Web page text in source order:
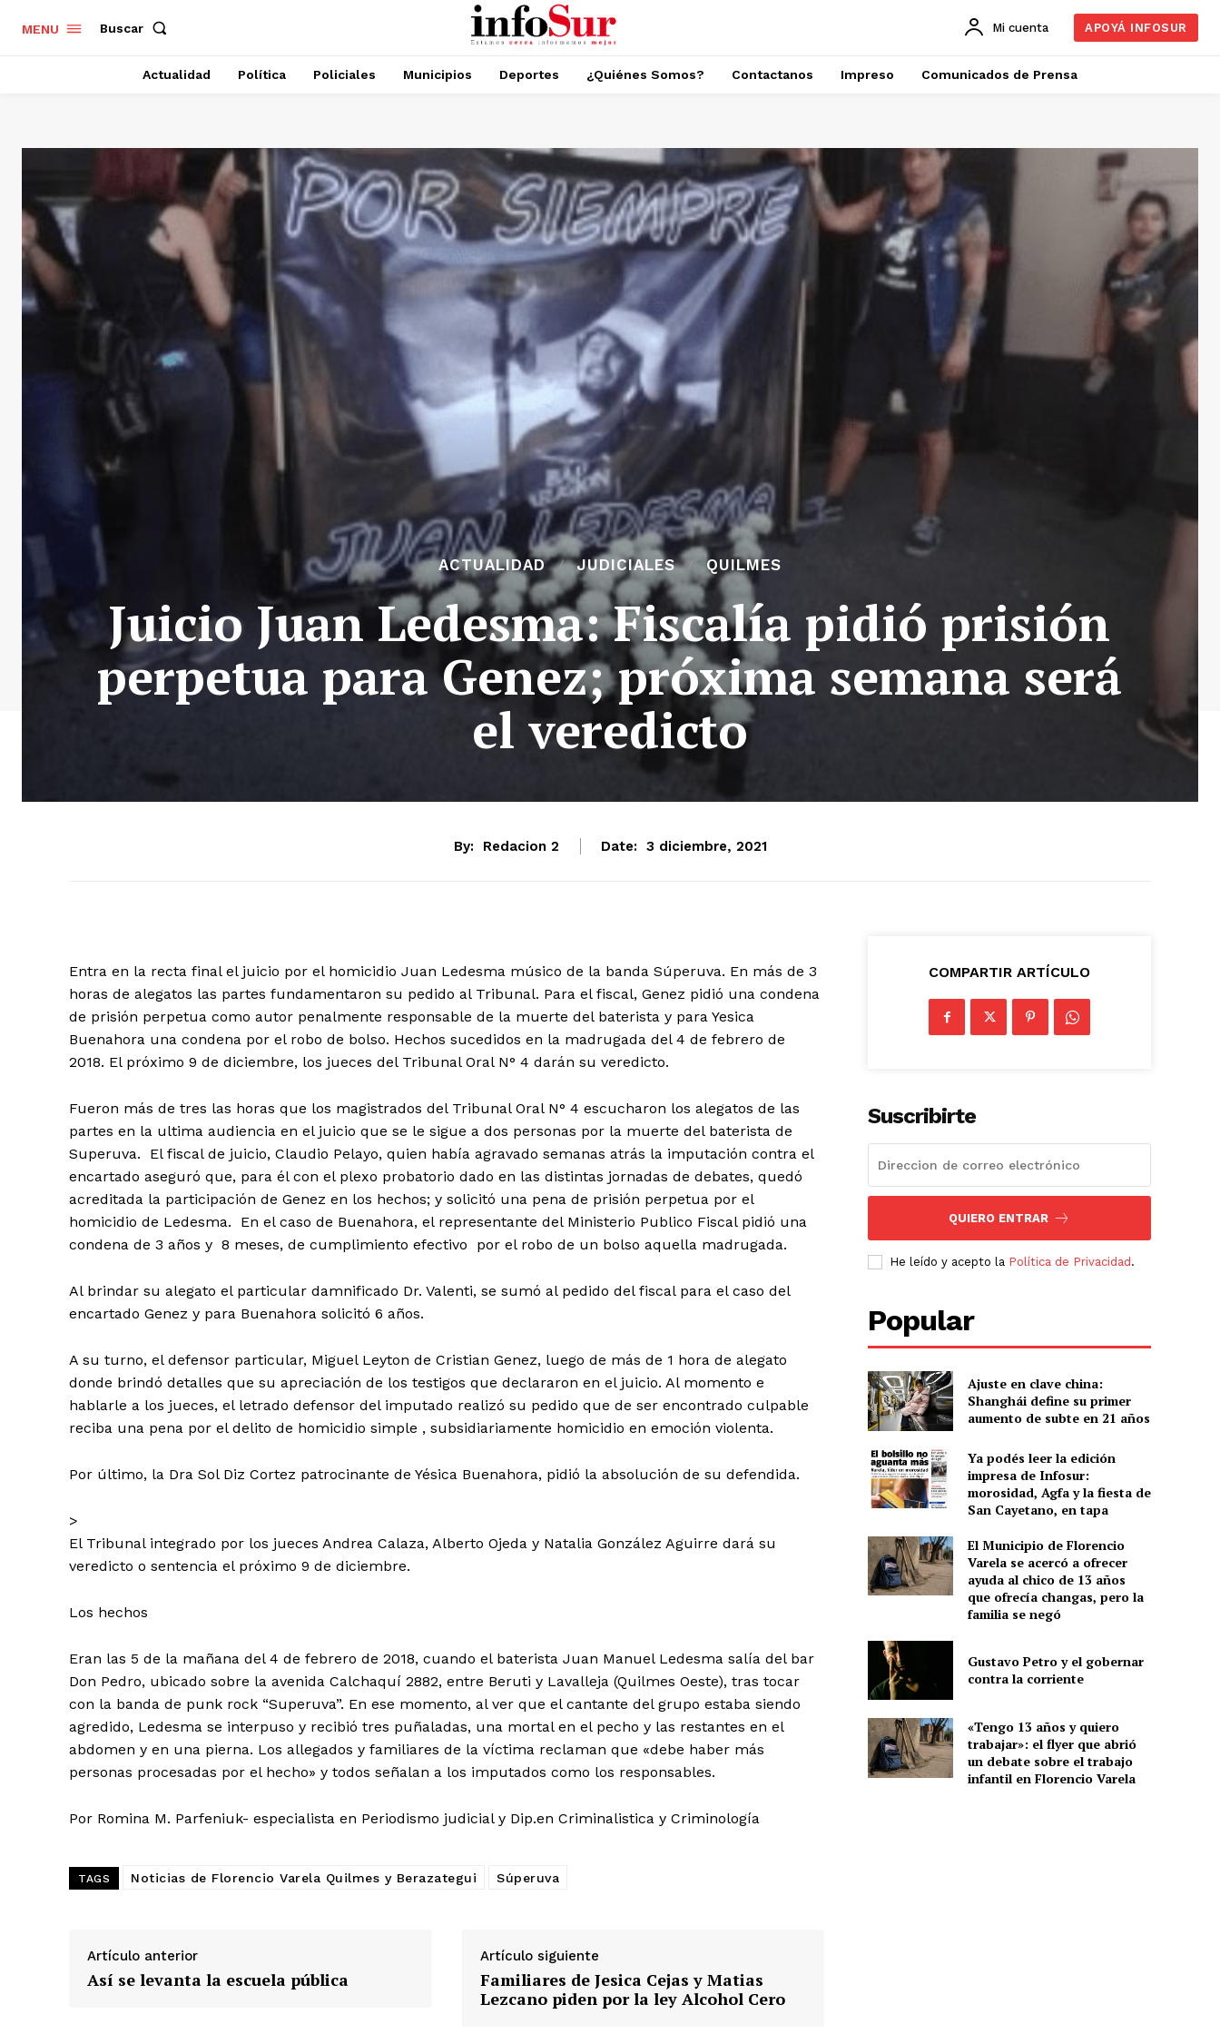
MENU Buscar Mi cuenta APOYÁ INFOSUR
Actualidad Política Policiales Municipios Deportes ¿Quiénes Somos? Contactanos Impreso Comunicados de Prensa
ACTUALIDAD JUDICIALES QUILMES
Juicio Juan Ledesma: Fiscalía pidió prisión
perpetua para Genez; próxima semana será
el veredicto
By: Redacion 2 Date: 3 diciembre, 2021
Entra en la recta final el juicio por el homicidio Juan Ledesma músico de la banda Súperuva. En más de 3
horas de alegatos las partes fundamentaron su pedido al Tribunal. Para el fiscal, Genez pidió una condena
de prisión perpetua como autor penalmente responsable de la muerte del baterista y para Yesica
Buenahora una condena por el robo de bolso. Hechos sucedidos en la madrugada del 4 de febrero de
2018. El próximo 9 de diciembre, los jueces del Tribunal Oral N° 4 darán su veredicto.
Fueron más de tres las horas que los magistrados del Tribunal Oral N° 4 escucharon los alegatos de las
partes en la ultima audiencia en el juicio que se le sigue a dos personas por la muerte del baterista de
Superuva. El fiscal de juicio, Claudio Pelayo, quien había agravado semanas atrás la imputación contra el
encartado aseguró que, para él con el plexo probatorio dado en las distintas jornadas de debates, quedó
acreditada la participación de Genez en los hechos; y solicitó una pena de prisión perpetua por el
homicidio de Ledesma. En el caso de Buenahora, el representante del Ministerio Publico Fiscal pidió una
condena de 3 años y 8 meses, de cumplimiento efectivo por el robo de un bolso aquella madrugada.
Al brindar su alegato el particular damnificado Dr. Valenti, se sumó al pedido del fiscal para el caso del
encartado Genez y para Buenahora solicitó 6 años.
A su turno, el defensor particular, Miguel Leyton de Cristian Genez, luego de más de 1 hora de alegato
donde brindó detalles que su apreciación de los testigos que declararon en el juicio. Al momento e
hablarle a los jueces, el letrado defensor del imputado realizó su pedido que de ser encontrado culpable
reciba una pena por el delito de homicidio simple , subsidiariamente homicidio en emoción violenta.
Por último, la Dra Sol Diz Cortez patrocinante de Yésica Buenahora, pidió la absolución de su defendida.
>
El Tribunal integrado por los jueces Andrea Calaza, Alberto Ojeda y Natalia González Aguirre dará su
veredicto o sentencia el próximo 9 de diciembre.
Los hechos
Eran las 5 de la mañana del 4 de febrero de 2018, cuando el baterista Juan Manuel Ledesma salía del bar
Don Pedro, ubicado sobre la avenida Calchaquí 2882, entre Beruti y Lavalleja (Quilmes Oeste), tras tocar
con la banda de punk rock “Superuva”. En ese momento, al ver que el cantante del grupo estaba siendo
agredido, Ledesma se interpuso y recibió tres puñaladas, una mortal en el pecho y las restantes en el
abdomen y en una pierna. Los allegados y familiares de la víctima reclaman que «debe haber más
personas procesadas por el hecho» y todos señalan a los imputados como los responsables.
Por Romina M. Parfeniuk- especialista en Periodismo judicial y Dip.en Criminalistica y Criminología
TAGS Noticias de Florencio Varela Quilmes y Berazategui Súperuva
Artículo anterior
Así se levanta la escuela pública
Artículo siguiente
Familiares de Jesica Cejas y Matias
Lezcano piden por la ley Alcohol Cero
COMPARTIR ARTÍCULO
Suscribirte
QUIERO ENTRAR
He leído y acepto la Política de Privacidad .
Popular
Ajuste en clave china:
Shanghái define su primer
aumento de subte en 21 años
Ya podés leer la edición
impresa de Infosur:
morosidad, Agfa y la fiesta de
San Cayetano, en tapa
El Municipio de Florencio
Varela se acercó a ofrecer
ayuda al chico de 13 años
que ofrecía changas, pero la
familia se negó
Gustavo Petro y el gobernar
contra la corriente
«Tengo 13 años y quiero
trabajar»: el flyer que abrió
un debate sobre el trabajo
infantil en Florencio Varela